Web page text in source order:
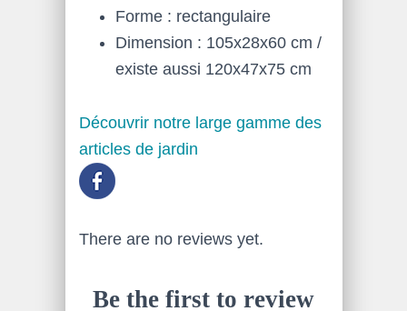
Forme : rectangulaire
Dimension : 105x28x60 cm /
existe aussi 120x47x75 cm
Découvrir notre large gamme des
articles de jardin
There are no reviews yet.
Be the first to review